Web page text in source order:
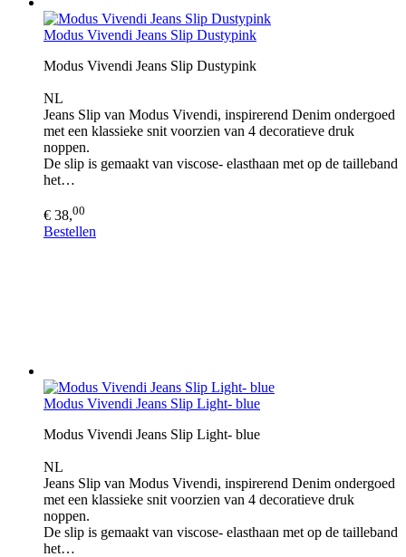
Modus Vivendi Jeans Slip Dustypink
Modus Vivendi Jeans Slip Dustypink
NL
Jeans Slip van Modus Vivendi, inspirerend Denim ondergoed
met een klassieke snit voorzien van 4 decoratieve druk
noppen.
De slip is gemaakt van viscose- elasthaan met op de tailleband
het…
€ 38,00
Bestellen
Modus Vivendi Jeans Slip Light- blue
Modus Vivendi Jeans Slip Light- blue
NL
Jeans Slip van Modus Vivendi, inspirerend Denim ondergoed
met een klassieke snit voorzien van 4 decoratieve druk
noppen.
De slip is gemaakt van viscose- elasthaan met op de tailleband
het…